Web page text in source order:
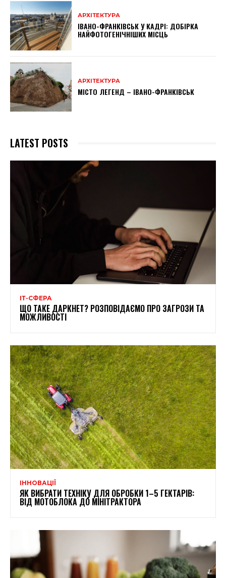
АРХІТЕКТУРА
ІВАНО-ФРАНКІВСЬК У КАДРІ: ДОБІРКА
НАЙФОТОГЕНІЧНІШИХ МІСЦЬ
АРХІТЕКТУРА
МІСТО ЛЕГЕНД – ІВАНО-ФРАНКІВСЬК
LATEST POSTS
ІТ-СФЕРА
ЩО ТАКЕ ДАРКНЕТ? РОЗПОВІДАЄМО ПРО ЗАГРОЗИ ТА
МОЖЛИВОСТІ
ІННОВАЦІЇ
ЯК ВИБРАТИ ТЕХНІКУ ДЛЯ ОБРОБКИ 1–5 ГЕКТАРІВ:
ВІД МОТОБЛОКА ДО МІНІТРАКТОРА